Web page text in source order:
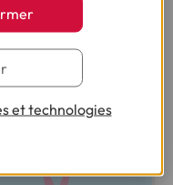
et technologies